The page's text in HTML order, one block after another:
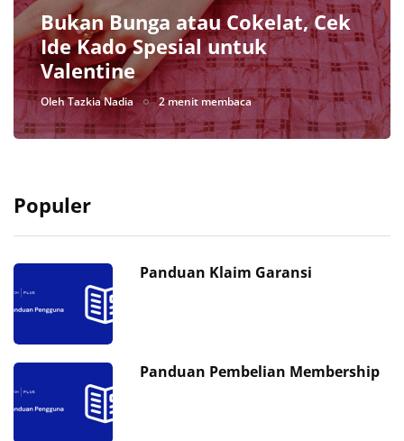
Bukan Bunga atau Cokelat, Cek
Ide Kado Spesial untuk
Valentine
OlehTazkia Nadia 2 menit membaca
Populer
Panduan Klaim Garansi
Panduan Pembelian Membership